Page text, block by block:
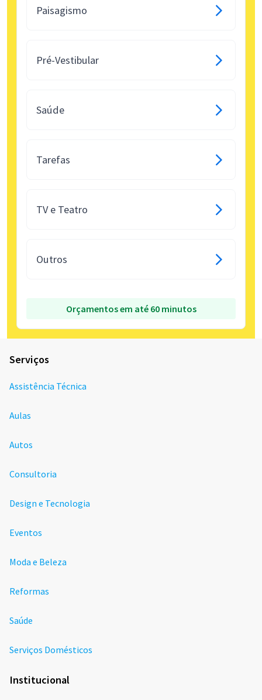
Paisagismo
Pré-Vestibular
Saúde
Tarefas
TV e Teatro
Outros
Orçamentos em até 60 minutos
Serviços
Assistência Técnica
Aulas
Autos
Consultoria
Design e Tecnologia
Eventos
Moda e Beleza
Reformas
Saúde
Serviços Domésticos
Institucional